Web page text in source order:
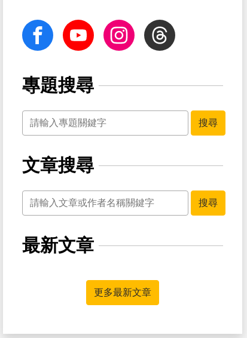
facebook Youtube InstagramThreads
專題搜尋
關鍵字
搜尋
文章搜尋
關鍵字
搜尋
最新文章
更多最新文章